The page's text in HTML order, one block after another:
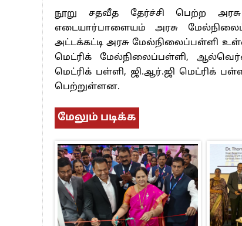
நூறு சதவீத தேர்ச்சி பெற்ற
எடையார்பாளையம் அரசு
அட்டக்கட்டி அரசு மேல்நிலைப்பள்ளி
மெட்ரிக் மேல்நிலைப்பள்ளி,
மெட்ரிக் பள்ளி, ஜி.ஆர்.ஜி மெட்ரிக்
பெற்றுள்ளன.
மேலும் படிக்க